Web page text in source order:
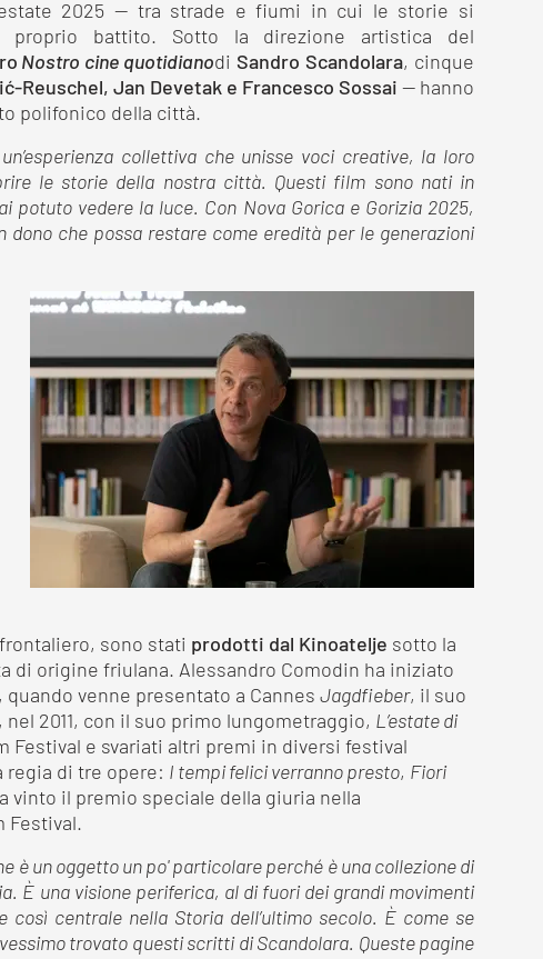
2025 — tra strade e fiumi in cui le storie si
proprio battito. Sotto la direzione artistica del
Nostro cine quotidianodiSandro Scandolara, cinque
Reuschel, Jan Devetak e Francesco Sossai — hanno
polifonico della città.
collettiva che unisse voci creative, la loro
le storie della nostra città. Questi film sono nati in
vedere la luce. Con Nova Gorica e Gorizia 2025,
che possa restare come eredità per le generazioni
sono stati prodotti dal Kinoatelje sotto la
di origine friulana. Alessandro Comodin ha iniziato
venne presentato a Cannes Jagdfieber, il suo
2011, con il suo primo lungometraggio, L’estate di
Festival e svariati altri premi in diversi festival
regia di tre opere: I tempi felici verranno presto, Fiori
vinto il premio speciale della giuria nella
Festival.
è un oggetto un po' particolare perché è una collezione di
È una visione periferica, al di fuori dei grandi movimenti
centrale nella Storia dell’ultimo secolo. È come se
trovato questi scritti di Scandolara. Queste pagine